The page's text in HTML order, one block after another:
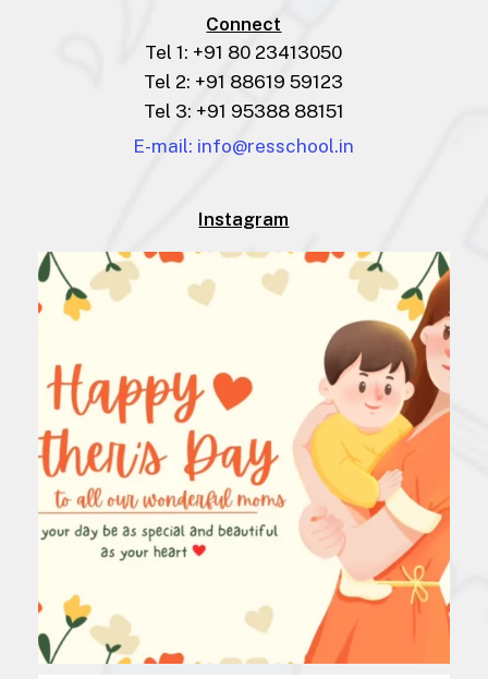
Connect
Tel 1: +91 80 23413050
Tel 2: +91 88619 59123
Tel 3: +91 95388 88151
E-mail: info@resschool.in
Instagram